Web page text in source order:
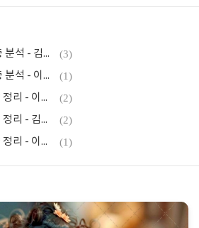
2025 대선 각 후보별 심층 분석 - 김문수 후보 (3)
2025 대선 각 후보별 심층 분석 - 이재명 후보 (1)
2025 대통령 후보별 공약 정리 - 이준석 후보 (2)
2025 대통령 후보별 공약 정리 - 김문수 후보 (2)
2025 대통령 후보별 공약 정리 - 이재명 후보 (1)